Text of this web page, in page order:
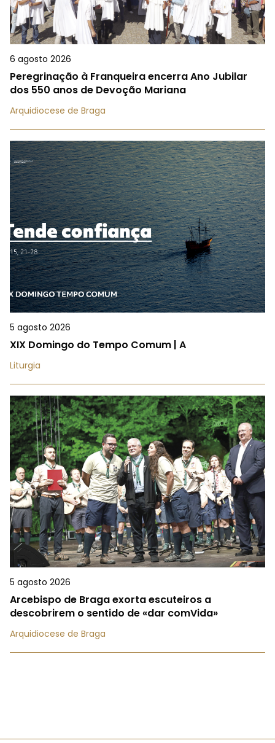
6 agosto 2026
Peregrinação à Franqueira encerra Ano Jubilar
dos 550 anos de Devoção Mariana
Arquidiocese de Braga
5 agosto 2026
XIX Domingo do Tempo Comum | A
Liturgia
5 agosto 2026
Arcebispo de Braga exorta escuteiros a
descobrirem o sentido de «dar comVida»
Arquidiocese de Braga